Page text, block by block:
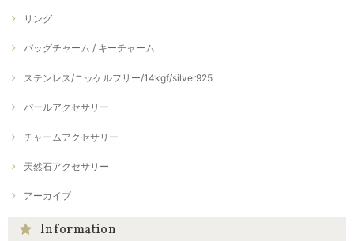
リング
バッグチャーム / キーチャーム
ステンレス/ニッケルフリー/14kgf/silver925
パールアクセサリー
チャームアクセサリー
天然石アクセサリー
アーカイブ
Information